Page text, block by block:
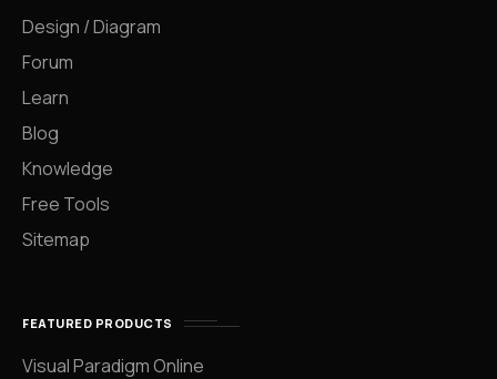
Design / Diagram
Forum
Learn
Blog
Knowledge
Free Tools
Sitemap
FEATURED PRODUCTS
Visual Paradigm Online